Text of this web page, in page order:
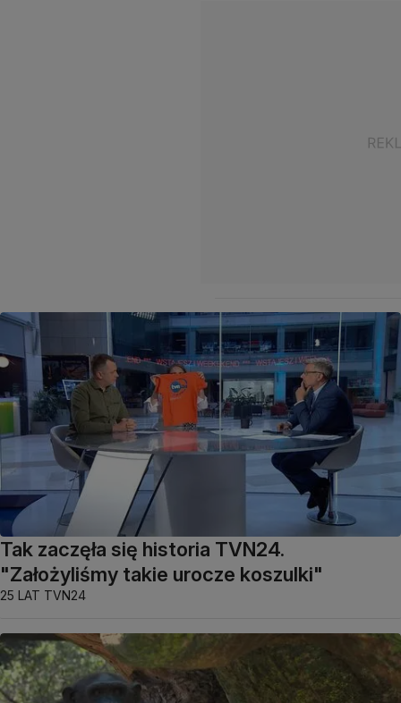
Tak zaczęła się historia TVN24.
"Założyliśmy takie urocze koszulki"
25 LAT TVN24